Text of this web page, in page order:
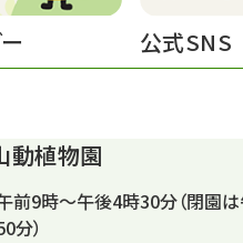
公式SNS
動植物園
前9時～午後4時30分（閉園
分）